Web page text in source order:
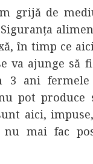
grijă de
în timp ce
va ajunge să
3 ani
pot produce
aici,
nu mai fac